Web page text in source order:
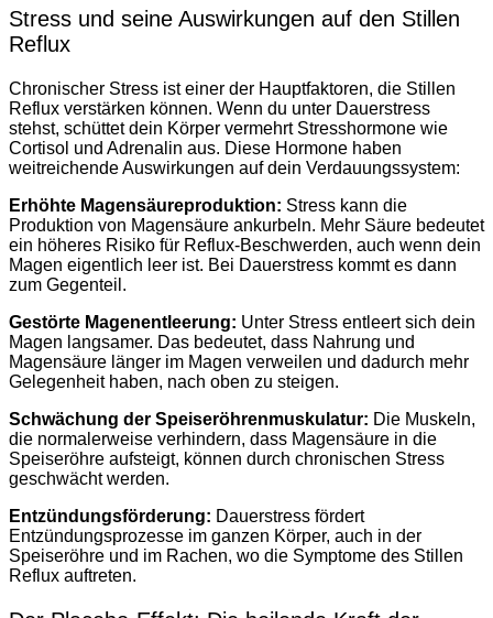
Stress und seine Auswirkungen auf den Stillen
Reflux
Chronischer Stress ist einer der Hauptfaktoren, die Stillen
Reflux verstärken können. Wenn du unter Dauerstress
stehst, schüttet dein Körper vermehrt Stresshormone wie
Cortisol und Adrenalin aus. Diese Hormone haben
weitreichende Auswirkungen auf dein Verdauungssystem:
Erhöhte Magensäureproduktion: Stress kann die
Produktion von Magensäure ankurbeln. Mehr Säure bedeutet
ein höheres Risiko für Reflux-Beschwerden, auch wenn dein
Magen eigentlich leer ist. Bei Dauerstress kommt es dann
zum Gegenteil.
Gestörte Magenentleerung: Unter Stress entleert sich dein
Magen langsamer. Das bedeutet, dass Nahrung und
Magensäure länger im Magen verweilen und dadurch mehr
Gelegenheit haben, nach oben zu steigen.
Schwächung der Speiseröhrenmuskulatur: Die Muskeln,
die normalerweise verhindern, dass Magensäure in die
Speiseröhre aufsteigt, können durch chronischen Stress
geschwächt werden.
Entzündungsförderung: Dauerstress fördert
Entzündungsprozesse im ganzen Körper, auch in der
Speiseröhre und im Rachen, wo die Symptome des Stillen
Reflux auftreten.